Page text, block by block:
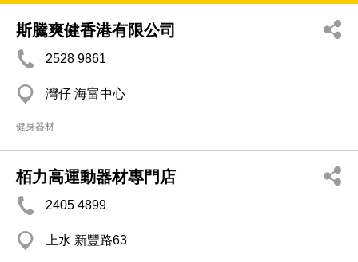
斯騰爽健香港有限公司
2528 9861
灣仔 海富中心
健身器材
栢力高運動器材專門店
2405 4899
上水 新豐路63